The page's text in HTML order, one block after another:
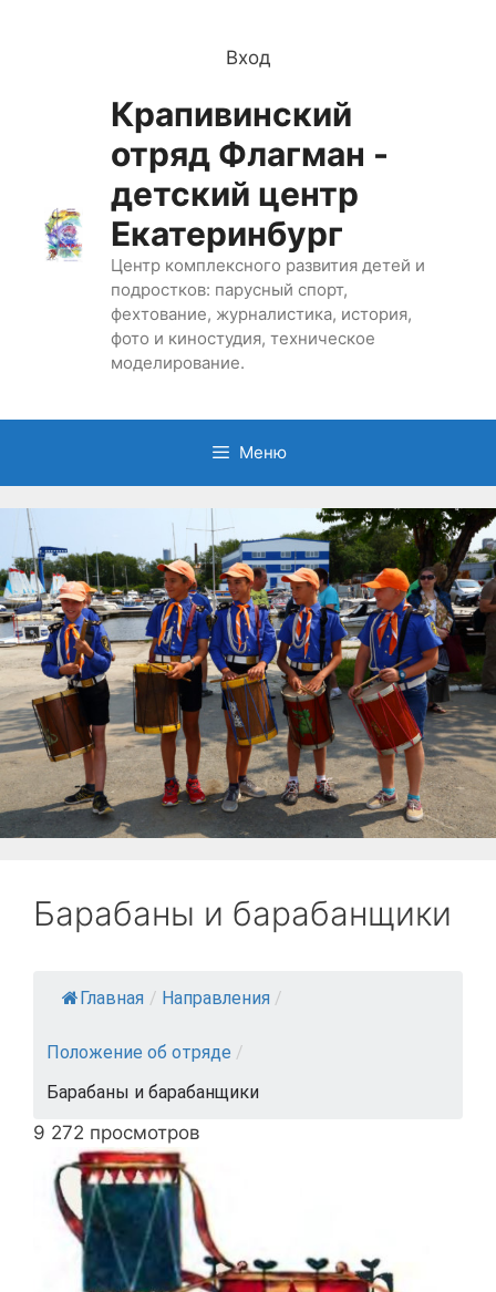
Вход
Крапивинский
отряд Флагман -
детский центр
Екатеринбург
Центр комплексного развития детей и
подростков: парусный спорт,
фехтование, журналистика, история,
фото и киностудия, техническое
моделирование.
Меню
Барабаны и барабанщики
Главная / Направления /
Положение об отряде /
Барабаны и барабанщики
9 272 просмотров